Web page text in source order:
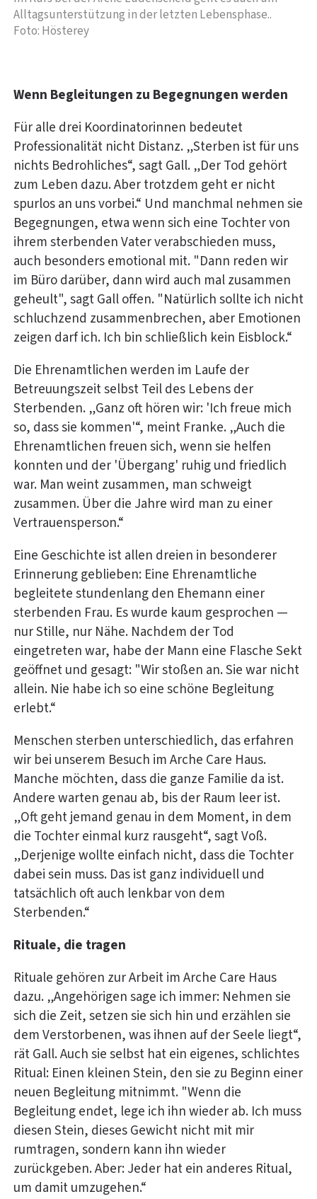
Alltagsunterstützung in der letzten Lebensphase..
Foto: Hösterey
Wenn Begleitungen zu Begegnungen werden
Für alle drei Koordinatorinnen bedeutet
Professionalität nicht Distanz. „Sterben ist für uns
nichts Bedrohliches“, sagt Gall. „Der Tod gehört
zum Leben dazu. Aber trotzdem geht er nicht
spurlos an uns vorbei.“ Und manchmal nehmen sie
Begegnungen, etwa wenn sich eine Tochter von
ihrem sterbenden Vater verabschieden muss,
auch besonders emotional mit. "Dann reden wir
im Büro darüber, dann wird auch mal zusammen
geheult", sagt Gall offen. "Natürlich sollte ich nicht
schluchzend zusammenbrechen, aber Emotionen
zeigen darf ich. Ich bin schließlich kein Eisblock.“
Die Ehrenamtlichen werden im Laufe der
Betreuungszeit selbst Teil des Lebens der
Sterbenden. „Ganz oft hören wir: 'Ich freue mich
so, dass sie kommen'“, meint Franke. „Auch die
Ehrenamtlichen freuen sich, wenn sie helfen
konnten und der 'Übergang' ruhig und friedlich
war. Man weint zusammen, man schweigt
zusammen. Über die Jahre wird man zu einer
Vertrauensperson.“
Eine Geschichte ist allen dreien in besonderer
Erinnerung geblieben: Eine Ehrenamtliche
begleitete stundenlang den Ehemann einer
sterbenden Frau. Es wurde kaum gesprochen —
nur Stille, nur Nähe. Nachdem der Tod
eingetreten war, habe der Mann eine Flasche Sekt
geöffnet und gesagt: "Wir stoßen an. Sie war nicht
allein. Nie habe ich so eine schöne Begleitung
erlebt.“
Menschen sterben unterschiedlich, das erfahren
wir bei unserem Besuch im Arche Care Haus.
Manche möchten, dass die ganze Familie da ist.
Andere warten genau ab, bis der Raum leer ist.
„Oft geht jemand genau in dem Moment, in dem
die Tochter einmal kurz rausgeht“, sagt Voß.
„Derjenige wollte einfach nicht, dass die Tochter
dabei sein muss. Das ist ganz individuell und
tatsächlich oft auch lenkbar von dem
Sterbenden.“
Rituale, die tragen
Rituale gehören zur Arbeit im Arche Care Haus
dazu. „Angehörigen sage ich immer: Nehmen sie
sich die Zeit, setzen sie sich hin und erzählen sie
dem Verstorbenen, was ihnen auf der Seele liegt“,
rät Gall. Auch sie selbst hat ein eigenes, schlichtes
Ritual: Einen kleinen Stein, den sie zu Beginn einer
neuen Begleitung mitnimmt. "Wenn die
Begleitung endet, lege ich ihn wieder ab. Ich muss
diesen Stein, dieses Gewicht nicht mit mir
rumtragen, sondern kann ihn wieder
zurückgeben. Aber: Jeder hat ein anderes Ritual,
um damit umzugehen.“